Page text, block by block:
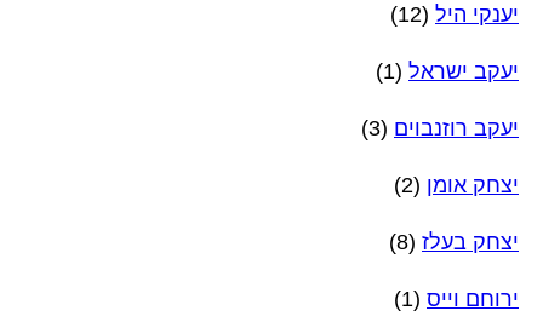
יענקי היל (12)
יעקב ישראל (1)
יעקב רוזנבוים (3)
יצחק אומן (2)
יצחק בעלז (8)
ירוחם וייס (1)